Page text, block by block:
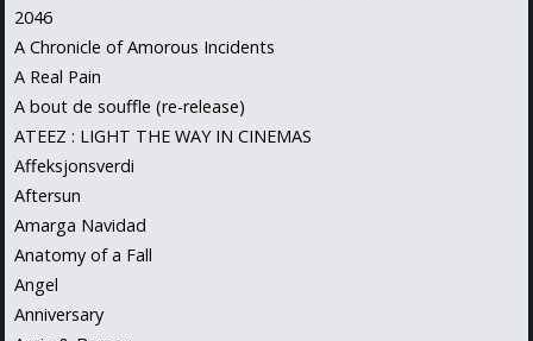
2046
A Chronicle of Amorous Incidents
A Real Pain
A bout de souffle (re-release)
ATEEZ : LIGHT THE WAY IN CINEMAS
Affeksjonsverdi
Aftersun
Amarga Navidad
Anatomy of a Fall
Angel
Anniversary